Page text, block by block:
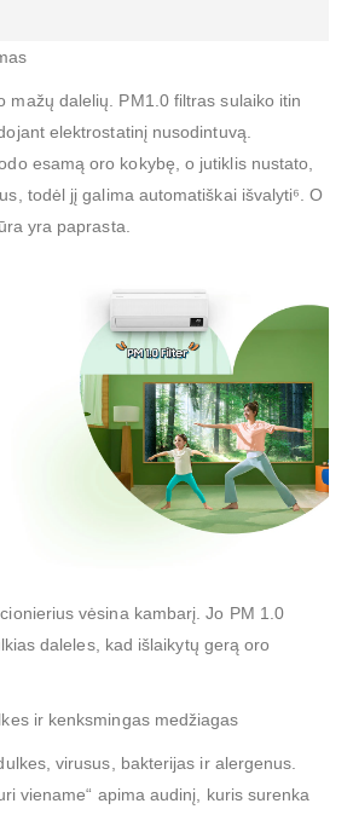
mažų dalelių. PM1.0 filtras sulaiko itin
elektrostatinį nusodintuvą.
esamą oro kokybę, o jutiklis nustato,
todėl jį galima automatiškai išvalyti⁶. O
yra paprasta.
vėsina kambarį. Jo PM 1.0
daleles, kad išlaikytų gerą oro
ir kenksmingas medžiagas
virusus, bakterijas ir alergenus.
viename“ apima audinį, kuris surenka